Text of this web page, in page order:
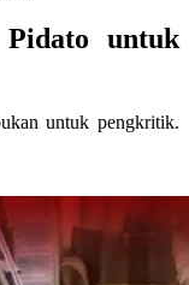
untuk
untuk pengkritik.